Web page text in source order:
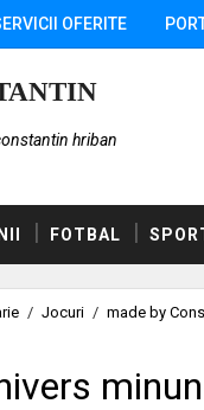
OFERITE
hriban
FOTBAL
/ Jocuri / made by